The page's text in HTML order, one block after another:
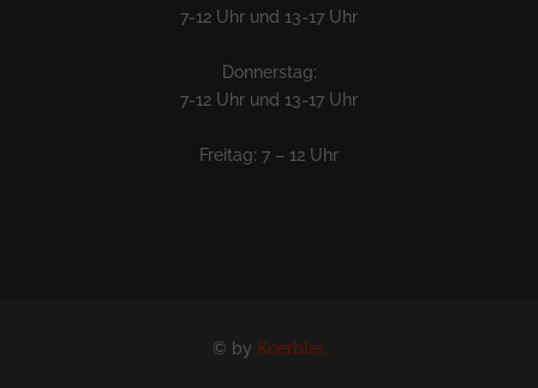
7-12 Uhr und 13-17 Uhr
Donnerstag:
7-12 Uhr und 13-17 Uhr
Freitag: 7 – 12 Uhr
© by Koerbler.